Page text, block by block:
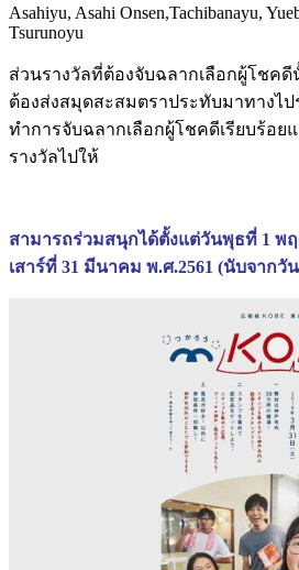
Asahiyu, Asahi Onsen,Tachibanayu,
Tsurunoyu
ส่วนรางวัลที่ต้องจับฉลากเลือกผู้โชคดี
ต้องส่งสมุดสะสมตราประทับมาทางไ
ทำการจับฉลากเลือกผู้โชคดีเรียบร้อย
รางวัลไปให้
สามารถร่วมสนุกได้ตั้งแต่วันพุธที่ 1 พฤ
เสาร์ที่ 31 มีนาคม พ.ศ.2561 (นับจาก